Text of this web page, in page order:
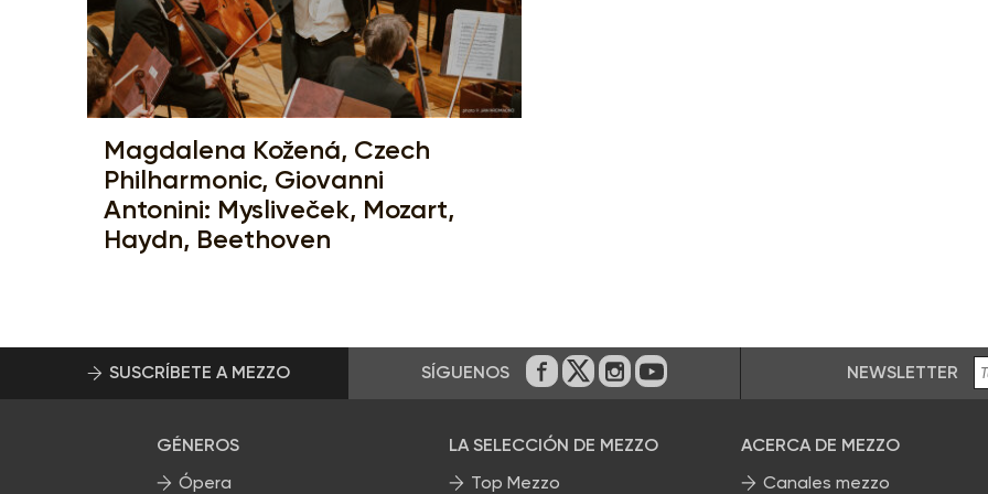
Magdalena Kožená, Czech
Philharmonic, Giovanni
Antonini: Mysliveček, Mozart,
Haydn, Beethoven
SUSCRÍBETE A MEZZO SÍGUENOS En Facebook
En Twitter
En Instagram
En Youtube NEWSLETTER
GÉNEROS
Ópera
LA SELECCIÓN DE MEZZO
Top Mezzo
ACERCA DE MEZZO
Canales mezzo